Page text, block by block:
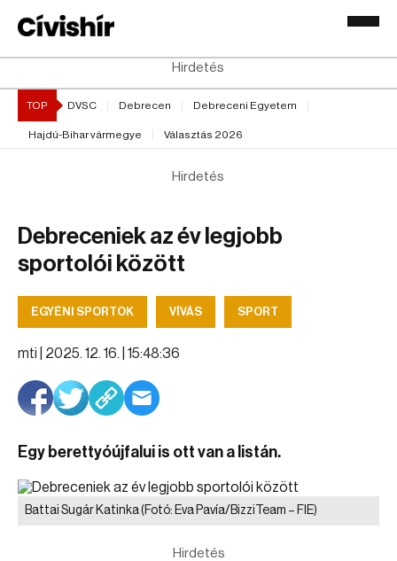
Hirdetés
TOP DVSC Debrecen Debreceni Egyetem
Hajdú-Bihar vármegye Választás 2026
Hirdetés
Debreceniek az év legjobb
sportolói között
EGYÉNI SPORTOK VÍVÁS SPORT
mti | 2025. 12. 16. | 15:48:36
Egy berettyóújfalui is ott van a listán.
Battai Sugár Katinka(Fotó: Eva Pavía/BizziTeam – FIE)
Hirdetés